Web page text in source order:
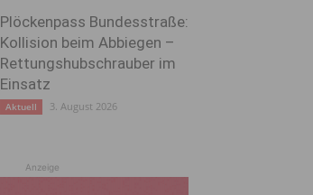
Plöckenpass Bundesstraße:
Kollision beim Abbiegen –
Rettungshubschrauber im
Einsatz
Aktuell 3. August 2026
Anzeige